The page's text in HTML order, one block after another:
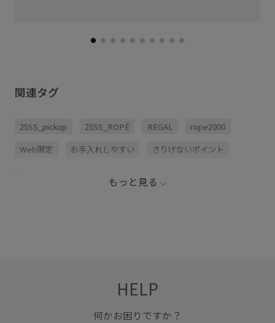
関連タグ
25SS_pickup 25SS_ROPÉ REGAL rope2000
Web限定 お手入れしやすい さりげないポイント
もっと見る
HELP
何かお困りですか？